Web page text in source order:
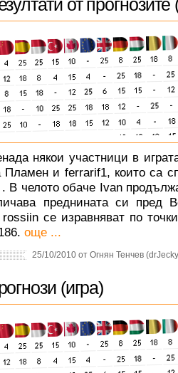
от прогнозите
някои участници в
Пламен и ferrarif1, които са
. В челото обаче Ivan
преднината си пред
се изравняват по
още ...
25/10/2010 от Огнян Тенчев
(игра)